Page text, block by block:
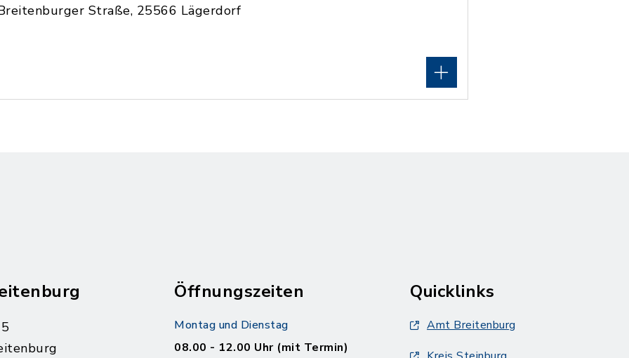
Straße, 25566 Lägerdorf
Öffnungszeiten
Montag und Dienstag
08.00 - 12.00 Uhr (mit Termin)
Quicklinks
Amt Breitenburg